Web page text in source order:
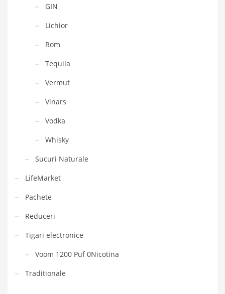
GIN
Lichior
Rom
Tequila
Vermut
Vinars
Vodka
Whisky
Sucuri Naturale
LifeMarket
Pachete
Reduceri
Tigari electronice
Voom 1200 Puf 0Nicotina
Traditionale